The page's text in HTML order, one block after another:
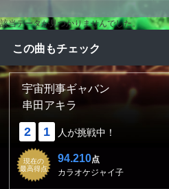
該当データが見つかりませんでした。
この曲もチェック
宇宙刑事ギャバン
串田アキラ
2 1 人が挑戦中！
現在の
最高得点
94.210点
カラオケジャイ子